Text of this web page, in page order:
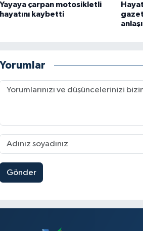
Yayaya çarpan motosikletli
hayatını kaybetti
Yorumlar
Gönder